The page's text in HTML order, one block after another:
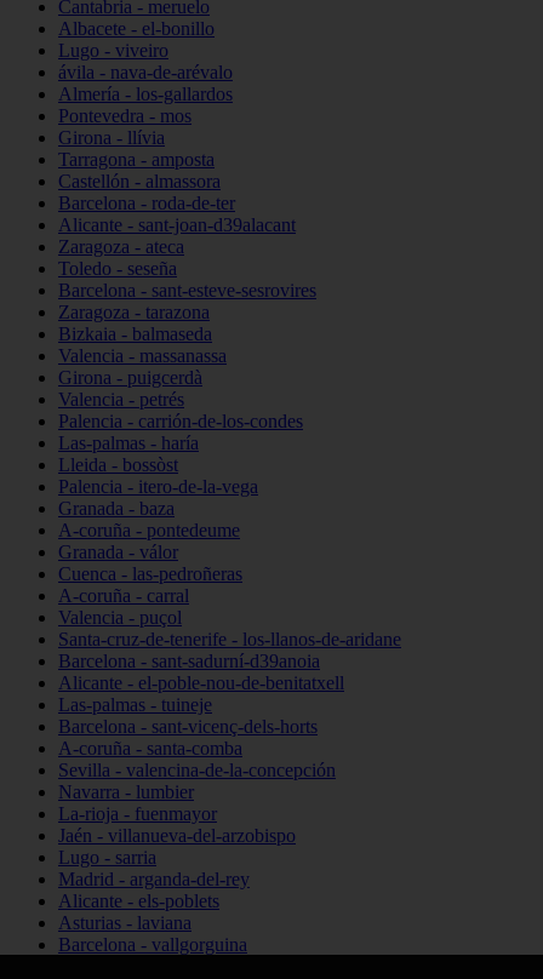
Cantabria - meruelo
Albacete - el-bonillo
Lugo - viveiro
ávila - nava-de-arévalo
Almería - los-gallardos
Pontevedra - mos
Girona - llívia
Tarragona - amposta
Castellón - almassora
Barcelona - roda-de-ter
Alicante - sant-joan-d39alacant
Zaragoza - ateca
Toledo - seseña
Barcelona - sant-esteve-sesrovires
Zaragoza - tarazona
Bizkaia - balmaseda
Valencia - massanassa
Girona - puigcerdà
Valencia - petrés
Palencia - carrión-de-los-condes
Las-palmas - haría
Lleida - bossòst
Palencia - itero-de-la-vega
Granada - baza
A-coruña - pontedeume
Granada - válor
Cuenca - las-pedroñeras
A-coruña - carral
Valencia - puçol
Santa-cruz-de-tenerife - los-llanos-de-aridane
Barcelona - sant-sadurní-d39anoia
Alicante - el-poble-nou-de-benitatxell
Las-palmas - tuineje
Barcelona - sant-vicenç-dels-horts
A-coruña - santa-comba
Sevilla - valencina-de-la-concepción
Navarra - lumbier
La-rioja - fuenmayor
Jaén - villanueva-del-arzobispo
Lugo - sarria
Madrid - arganda-del-rey
Alicante - els-poblets
Asturias - laviana
Barcelona - vallgorguina